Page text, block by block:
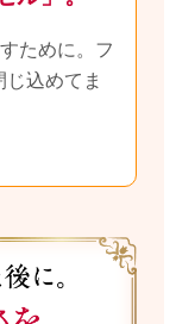
ために。 フ
じ込めてま